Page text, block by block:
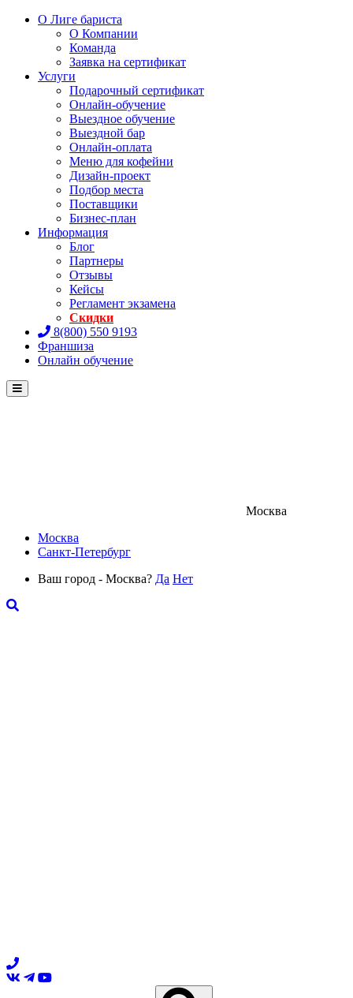
О Лиге бариста
О Компании
Команда
Заявка на сертификат
Услуги
Подарочный сертификат
Онлайн-обучение
Выездное обучение
Выездной бар
Онлайн-оплата
Меню для кофейни
Дизайн-проект
Подбор места
Поставщики
Бизнес-план
Информация
Блог
Партнеры
Отзывы
Кейсы
Регламент экзамена
Скидки
8(800) 550 9193
Франшиза
Онлайн обучение
Menu
Москва
Москва
Санкт-Петербург
Ваш город - Москва? Да Нет